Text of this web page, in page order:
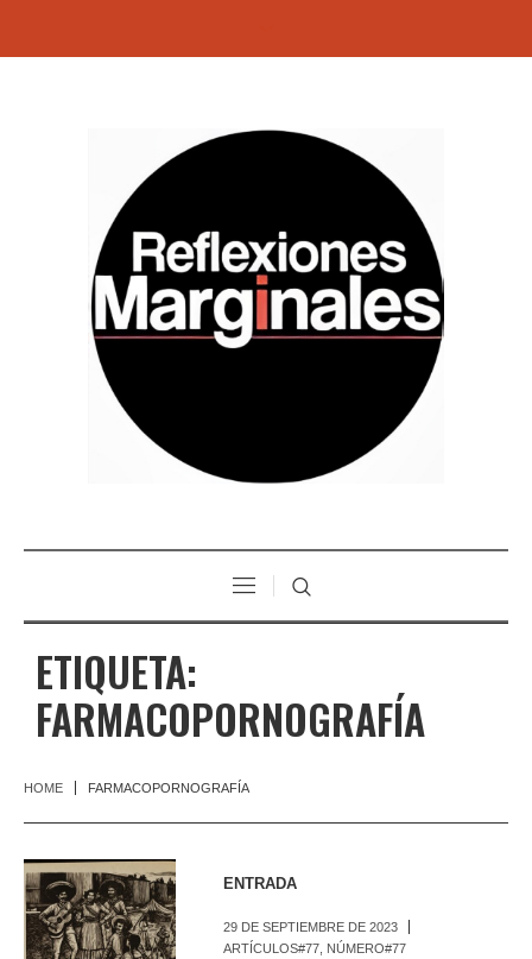
ETIQUETA:
FARMACOPORNOGRAFÍA
HOME FARMACOPORNOGRAFÍA
ENTRADA
29 DE SEPTIEMBRE DE 2023
ARTÍCULOS#77 NÚMERO#77